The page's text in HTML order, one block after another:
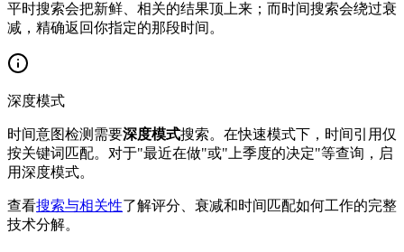
平时搜索会把新鲜、相关的结果顶上来；而时间搜索会绕过衰
减，精确返回你指定的那段时间。
深度模式
时间意图检测需要深度模式搜索。在快速模式下，时间引用仅
按关键词匹配。对于"最近在做"或"上季度的决定"等查询，启
用深度模式。
查看搜索与相关性了解评分、衰减和时间匹配如何工作的完整
技术分解。